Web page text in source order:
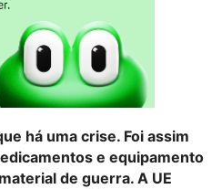
há uma crise. Foi assim
e equipamento
de guerra. A UE